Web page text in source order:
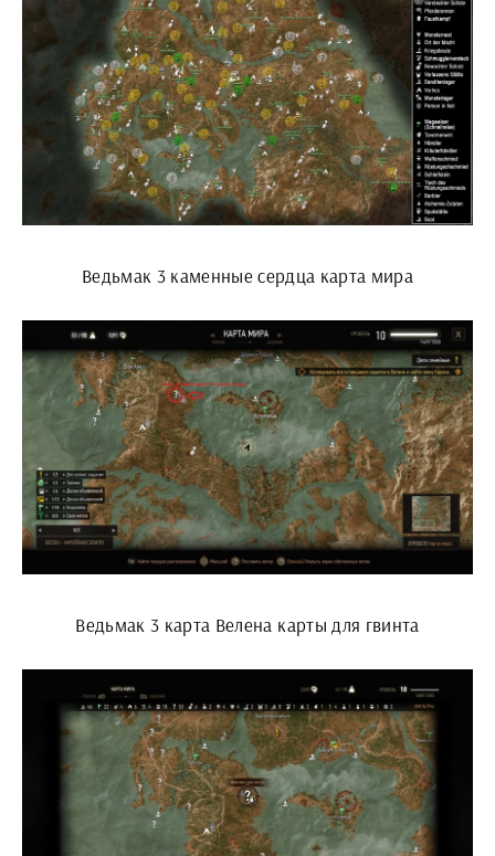
Ведьмак 3 каменные сердца карта мира
Ведьмак 3 карта Велена карты для гвинта